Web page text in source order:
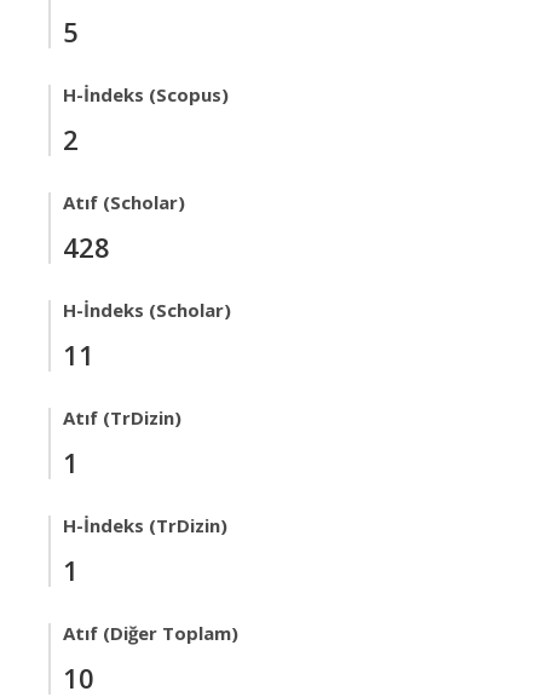
5
H-İndeks (Scopus)
2
Atıf (Scholar)
428
H-İndeks (Scholar)
11
Atıf (TrDizin)
1
H-İndeks (TrDizin)
1
Atıf (Diğer Toplam)
10